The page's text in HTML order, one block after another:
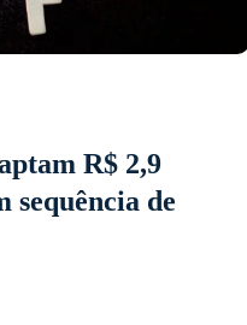
R$ 2,9
sequência de